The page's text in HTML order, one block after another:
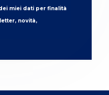
miei dati per finalità
novità,